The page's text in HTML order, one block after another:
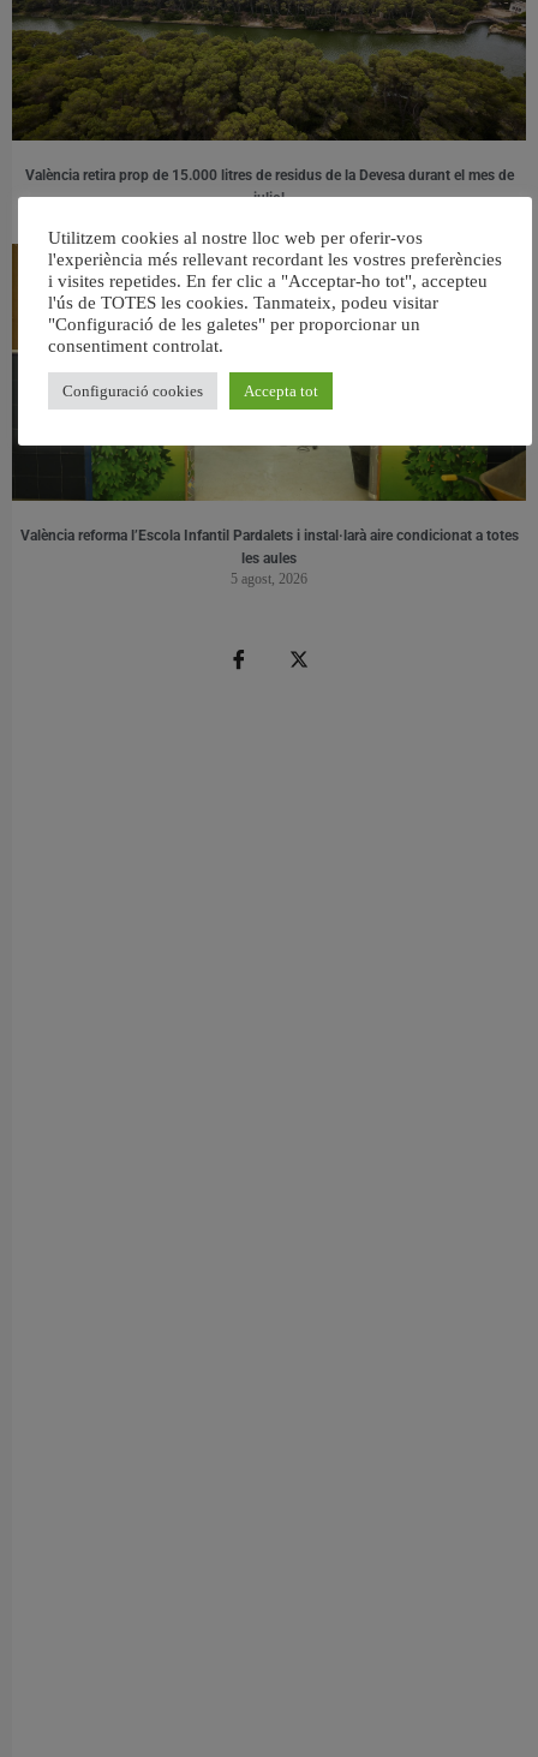
València retira prop de 15.000 litres de residus de la Devesa durant el mes de
juliol
València reforma l’Escola Infantil Pardalets i instal·larà aire condicionat a totes
les aules
5 agost, 2026
Utilitzem cookies al nostre lloc web per oferir-vos
l'experiència més rellevant recordant les vostres preferències
i visites repetides. En fer clic a "Acceptar-ho tot", accepteu
l'ús de TOTES les cookies. Tanmateix, podeu visitar
"Configuració de les galetes" per proporcionar un
consentiment controlat.
Configuració cookies Accepta tot